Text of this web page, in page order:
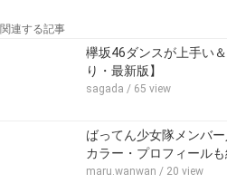
関連する記事
欅坂46ダンスが上手い
り・最新版】
sagada / 65 view
ばってん少女隊メンバ
カラー・プロフィールも
maru.wanwan / 20 view